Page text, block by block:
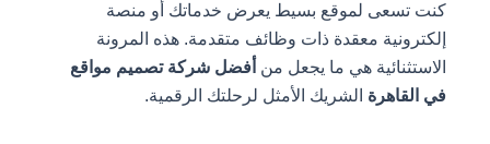
كنت تسعى لموقع بسيط يعرض خدماتك أو منصة
إلكترونية معقدة ذات وظائف متقدمة. هذه المرونة
الاستثنائية هي ما يجعل منأفضل شركة تصميم مواقع
في القاهرةالشريك الأمثل لرحلتك الرقمية.